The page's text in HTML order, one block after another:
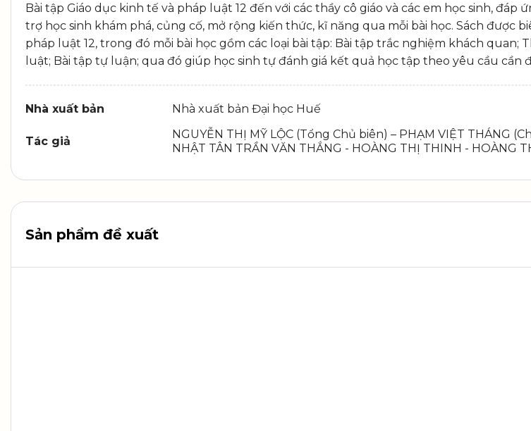
Bài tập Giáo dục kinh tế và pháp luật 12 đến với các thầy cô giáo và các em học sinh,
trợ học sinh khám phá, củng cố, mở rộng kiến thức, kĩ năng qua mỗi bài học. Sách được
pháp luật 12, trong đó mỗi bài học gồm các loại bài tập: Bài tập trắc nghiệm khách
luật; Bài tập tự luận; qua đó giúp học sinh tự đánh giá kết quả học tập theo yêu cầu cần
Nhà xuất bản Nhà xuất bản Đại học Huế
Tác giả
NGUYỄN THỊ MỸ LỘC (Tổng Chủ biên) – PHẠM VIỆT THÁNG
NHẬT TÂN TRẦN VĂN THẮNG - HOÀNG THỊ THINH - HOÀNG
Sản phẩm đề xuất